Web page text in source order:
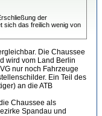
der
sich das freilich wenig von
Die Chaussee
wird vom Land Berlin
nur noch Fahrzeuge
Ein Teil des
an die ATB
Chaussee als
Spandau und